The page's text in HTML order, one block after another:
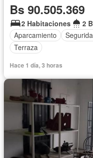
Bs 90.505.369
2 Habitaciones 2
Aparcamiento
Terraza
Hace 1 día, 3 horas